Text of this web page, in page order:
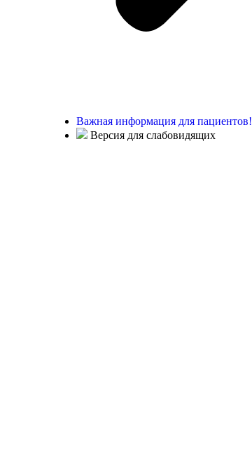
Важная информация для пациентов!
Версия для слабовидящих